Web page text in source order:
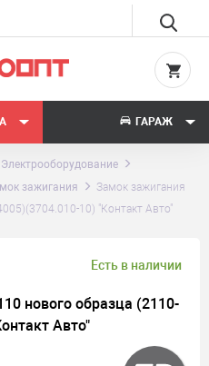
ГАРАЖ
Электрооборудование
зажигания
Замок зажигания
10) "Контакт Авто"
Есть в наличии
нового образца (2110-
Авто"